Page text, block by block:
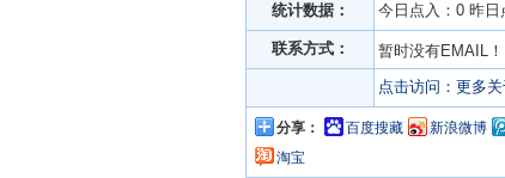
统计数据： 今日点入：0 昨
联系方式：
暂时没有EMAIL
点击访问：更多
分享： 百度搜藏 新浪微博
淘宝